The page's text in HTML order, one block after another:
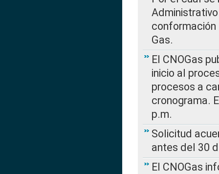
conformación
Gas.
El CNOGas
inicio al
procesos a
cronograma.
p.m.
Solicitud
antes del 30
El CNOGas